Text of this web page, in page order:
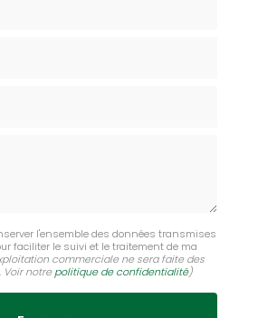
l'ensemble des données transmises
faciliter le suivi et le traitement de ma
commerciale ne sera faite des
Voir notre politique de confidentialité)